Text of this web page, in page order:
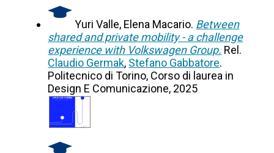
Yuri Valle, Elena Macario. Between
shared and private mobility - a challenge
experience with Volkswagen Group. Rel.
Claudio Germak, Stefano Gabbatore.
Politecnico di Torino, Corso di laurea in
Design E Comunicazione, 2025